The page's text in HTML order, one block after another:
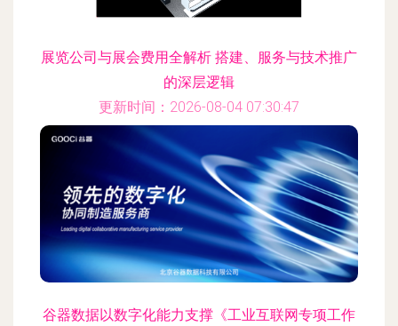
展览公司与展会费用全解析 搭建、服务与技术推广
的深层逻辑
更新时间：2026-08-04 07:30:47
谷器数据以数字化能力支撑《工业互联网专项工作